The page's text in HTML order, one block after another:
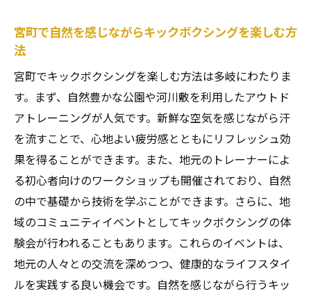
宮町で自然を感じながらキックボクシングを楽しむ方
法
宮町でキックボクシングを楽しむ方法は多岐にわたりま
す。まず、自然豊かな公園や河川敷を利用したアウトド
アトレーニングが人気です。新鮮な空気を感じながら汗
を流すことで、心地よい疲労感とともにリフレッシュ効
果を得ることができます。また、地元のトレーナーによ
る初心者向けのワークショップも開催されており、自然
の中で基礎から技術を学ぶことができます。さらに、地
域のコミュニティイベントとしてキックボクシングの体
験会が行われることもあります。これらのイベントは、
地元の人々との交流を深めつつ、健康的なライフスタイ
ルを実践する良い機会です。自然を感じながら行うキッ